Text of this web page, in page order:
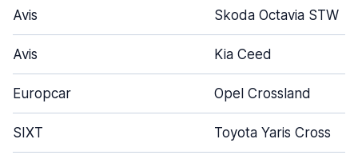
Avis Skoda Octavia STW
Avis Kia Ceed
Europcar Opel Crossland
SIXT Toyota Yaris Cross